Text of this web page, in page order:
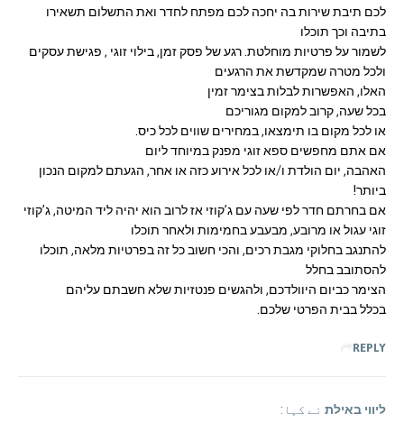
לכם תיבת שירות בה יחכה לכם מפתח לחדר ואת התשלום תשאירו
בתיבה וכך תוכלו
לשמור על פרטיות מוחלטת. רגע של פסק זמן, בילוי זוגי , פגישת עסקים
ולכל מטרה שמקדשת את הרגעים
האלו, האפשרות לבלות בצימר זמין
בכל שעה, קרוב למקום מגוריכם
או לכל מקום בו תימצאו, במחירים שווים לכל כיס.
אם אתם מחפשים ספא זוגי מפנק במיוחד ליום
האהבה, יום הולדת ו/או לכל אירוע כזה או אחר, הגעתם למקום הנכון
ביותר!
אם בחרתם חדר לפי שעה עם ג’קוזי אז לרוב הוא יהיה ליד המיטה, ג’קוזי
זוגי עגול או מרובע, מבעבע בחמימות ולאחר תוכלו
להתנגב בחלוקי מגבת רכים, והכי חשוב כל זה בפרטיות מלאה, תוכלו
להסתובב בחלל
הצימר כביום היוולדכם, ולהגשים פנטזיות שלא חשבתם עליהם
בכלל בבית הפרטי שלכם.
REPLY
ליווי באילת نے کہا: